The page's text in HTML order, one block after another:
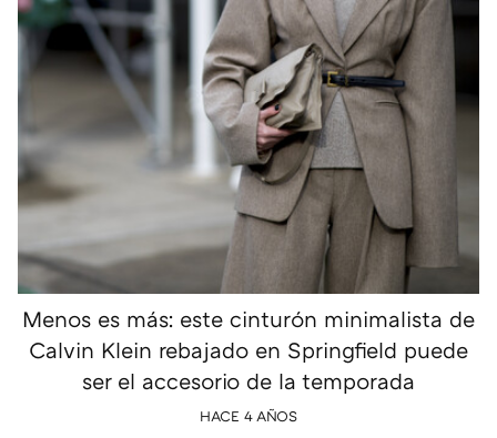
Menos es más: este cinturón minimalista de
Calvin Klein rebajado en Springfield puede
ser el accesorio de la temporada
HACE 4 AÑOS